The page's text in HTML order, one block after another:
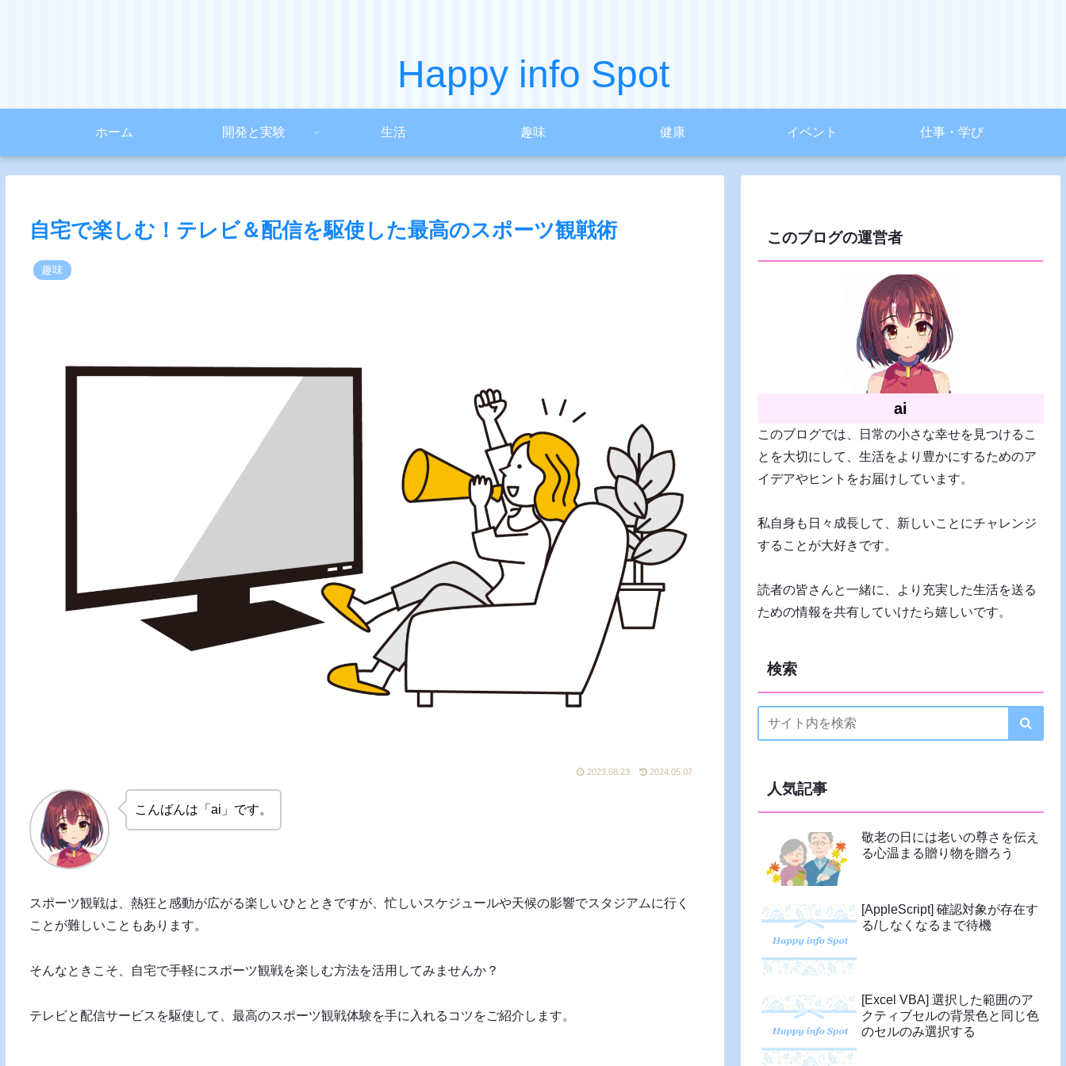
Happy info Spot
ホーム 開発と実験 生活 趣味 健康 イベント 仕事・学び
自宅で楽しむ！テレビ＆配信を駆使した最高のスポーツ観戦術
趣味
2023.08.23 2024.05.07
こんばんは「ai」です。
スポーツ観戦は、熱狂と感動が広がる楽しいひとときですが、忙しいスケジュールや天候の影響でスタジアムに行く
ことが難しいこともあります。
そんなときこそ、自宅で手軽にスポーツ観戦を楽しむ方法を活用してみませんか？
テレビと配信サービスを駆使して、最高のスポーツ観戦体験を手に入れるコツをご紹介します。
このブログの運営者
ai
このブログでは、日常の小さな幸せを見つけるこ
とを大切にして、生活をより豊かにするためのア
イデアやヒントをお届けしています。
私自身も日々成長して、新しいことにチャレンジ
することが大好きです。
読者の皆さんと一緒に、より充実した生活を送る
ための情報を共有していけたら嬉しいです。
検索
人気記事
敬老の日には老いの尊さを伝え
る心温まる贈り物を贈ろう
[AppleScript] 確認対象が存在す
る/しなくなるまで待機
[Excel VBA] 選択した範囲のア
クティブセルの背景色と同じ色
のセルのみ選択する